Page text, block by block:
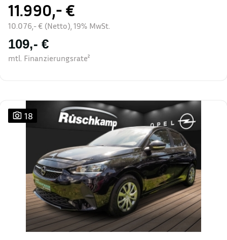
11.990,- €
10.076,- € (Netto), 19% MwSt.
109,- €
mtl. Finanzierungsrate²
18